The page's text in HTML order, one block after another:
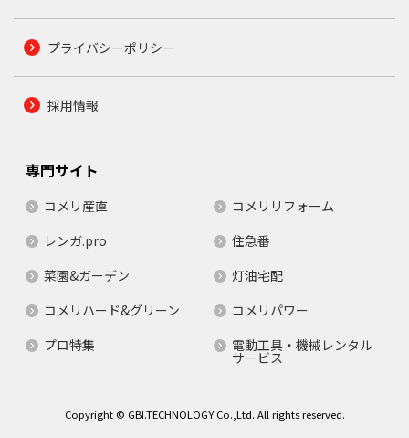
プライバシーポリシー
採用情報
専門サイト
コメリ産直
コメリリフォーム
レンガ.pro
住急番
菜園&ガーデン
灯油宅配
コメリハード&グリーン
コメリパワー
プロ特集
電動工具・機械レンタル
サービス
Copyright © GBI.TECHNOLOGY Co.,Ltd. All rights reserved.